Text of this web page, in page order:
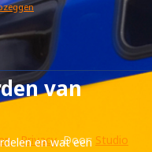
van
en wat een
PrivacyDoor: Studio